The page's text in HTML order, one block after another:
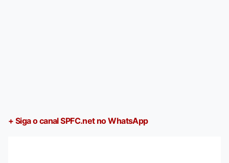
+ Siga o canal SPFC.net no WhatsApp